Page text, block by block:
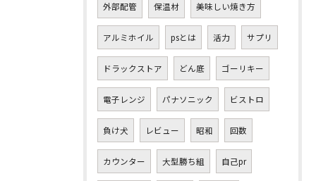
外部配管 保温材 美味しい焼き方
アルミホイル psとは 活力 サプリ
ドラックストア どん底 ゴーリキー
電子レンジ パナソニック ビストロ
負け犬 レビュー 昭和 回数
カウンター 大型勝ち組 自己pr